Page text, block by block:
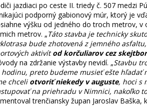
jazdiaci po ceste II. triedy č. 507 medzi
podporný gabionový múr, ktorý je
výšku od jedného do troch metrov,
metrov. „Táto stavba je technicky
bude zhotovená z jemného
aktivítod korčuliarov cez
na zdržanie výstavby nevidí. „Stavbu
hodinu, preto budeme musieť ešte hľadať
chceli otvoriť niekedy v auguste, hoci s
na priehradu v Nimnici, nakoľko
trenčiansky župan Jaroslav